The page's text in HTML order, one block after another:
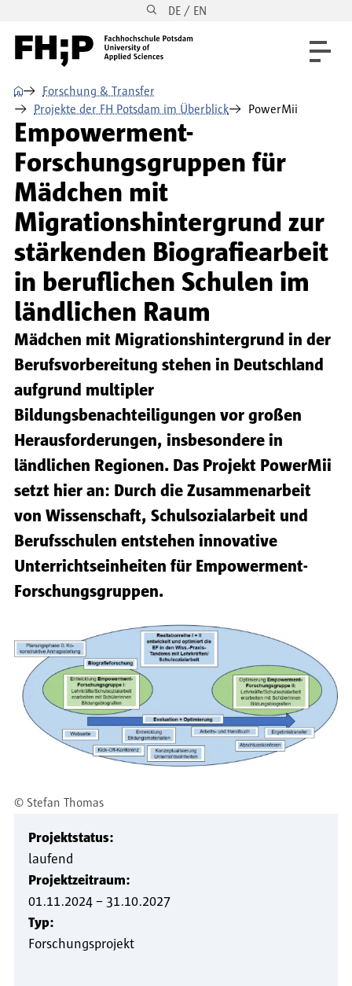
Direkt zur Hauptnavigation DE / EN
⌂
Forschung & Transfer
Projekte der FH Potsdam im Überblick
PowerMii
Empowerment-
Forschungsgruppen für
Mädchen mit
Migrationshintergrund zur
stärkenden Biografiearbeit
in beruflichen Schulen im
ländlichen Raum
Mädchen mit Migrationshintergrund in der
Berufsvorbereitung stehen in Deutschland
aufgrund multipler
Bildungsbenachteiligungen vor großen
Herausforderungen, insbesondere in
ländlichen Regionen. Das Projekt PowerMii
setzt hier an: Durch die Zusammenarbeit
von Wissenschaft, Schulsozialarbeit und
Berufsschulen entstehen innovative
Unterrichtseinheiten für Empowerment-
Forschungsgruppen.
© Stefan Thomas
Projektstatus:
laufend
Projektzeitraum:
01.11.2024 – 31.10.2027
Typ:
Forschungsprojekt